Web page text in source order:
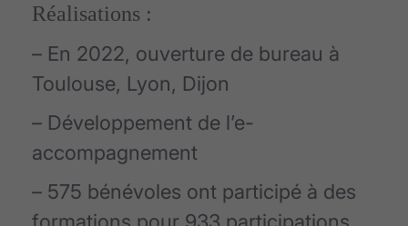
Réalisations :
– En 2022, ouverture de bureau à
Toulouse, Lyon, Dijon
– Développement de l’e-
accompagnement
– 575 bénévoles ont participé à des
formations pour 933 participations